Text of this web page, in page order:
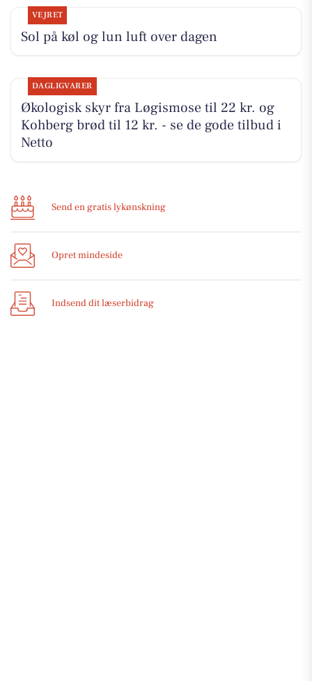
VEJRET
Sol på køl og lun luft over dagen
DAGLIGVARER
Økologisk skyr fra Løgismose til 22 kr. og
Kohberg brød til 12 kr. - se de gode tilbud i
Netto
Send en gratis lykønskning
Opret mindeside
Indsend dit læserbidrag